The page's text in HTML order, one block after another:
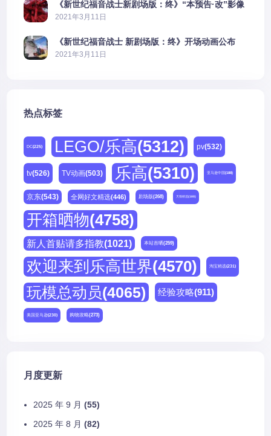
《新世纪福音战士新剧场版：终》“本预告·改”影像
公开
2021年3月11日
《新世纪福音战士 新剧场版：终》开场动画公布
2021年3月11日
热点标签
DC(225) LEGO/乐高(5312) pv(532)
tv(526) TV动画(503) 乐高(5310) 亚马逊中国(188)
京东(543) 全网好文精选(446) 剧场版(268) 天猫精选(180)
开箱晒物(4758)
新人首贴请多指教(1021) 本站首晒(259)
欢迎来到乐高世界(4570) 淘宝精选(231)
玩模总动员(4065) 经验攻略(911)
美国亚马逊(230) 购物攻略(273)
月度更新
2025 年 9 月 (55)
2025 年 8 月 (82)